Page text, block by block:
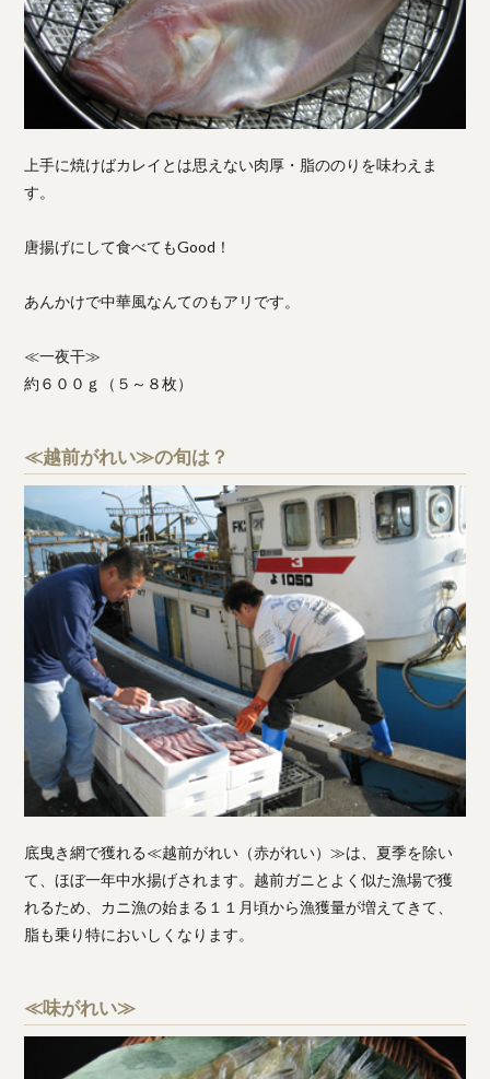
上手に焼けばカレイとは思えない肉厚・脂ののりを味わえま
す。
唐揚げにして食べてもGood！
あんかけで中華風なんてのもアリです。
≪一夜干≫
約６００ｇ（５～８枚）
≪越前がれい≫の旬は？
底曳き網で獲れる≪越前がれい（赤がれい）≫は、夏季を除い
て、ほぼ一年中水揚げされます。越前ガニとよく似た漁場で獲
れるため、カニ漁の始まる１１月頃から漁獲量が増えてきて、
脂も乗り特においしくなります。
≪味がれい≫